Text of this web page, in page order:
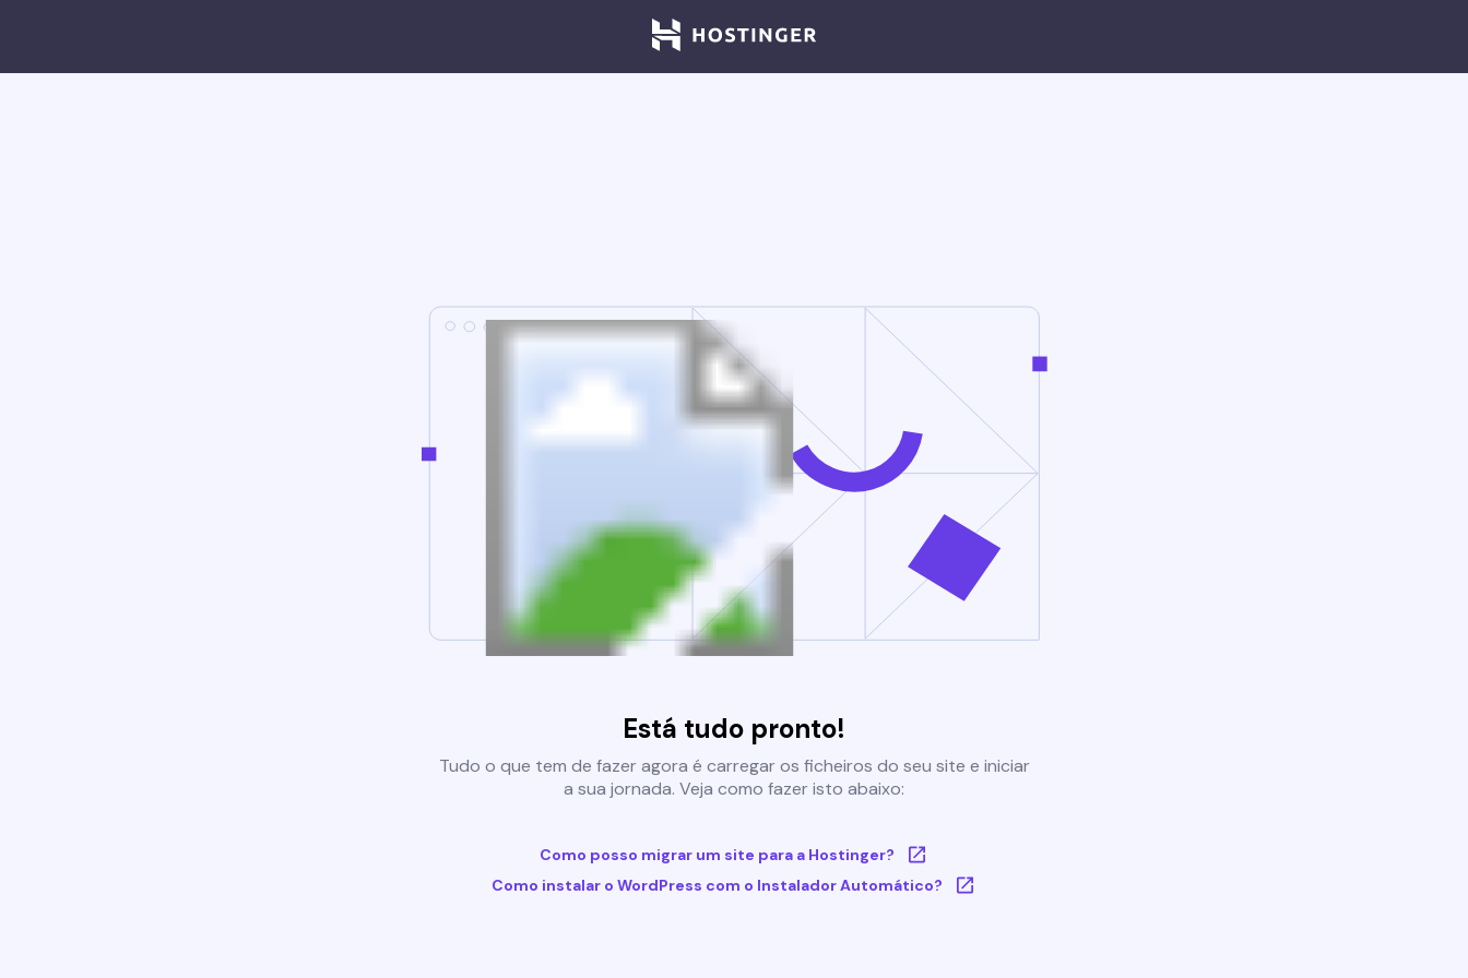
Está tudo pronto!
Tudo o que tem de fazer agora é carregar os ficheiros do seu site e iniciar
a sua jornada. Veja como fazer isto abaixo:
Como posso migrar um site para a Hostinger?
Como instalar o WordPress com o Instalador Automático?